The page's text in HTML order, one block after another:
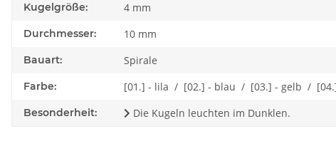
Kugelgröße: 4 mm
Durchmesser: 10 mm
Bauart: Spirale
Farbe: [01.] - lila / [02.] - blau / [03.] - gelb /
Besonderheit: Die Kugeln leuchten im Dunklen.